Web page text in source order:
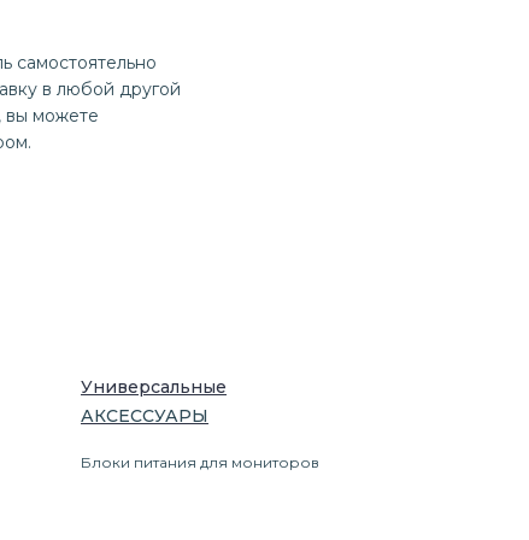
самостоятельно
в любой другой
вы можете
Универсальные
АКСЕССУАРЫ
Блоки питания для мониторов